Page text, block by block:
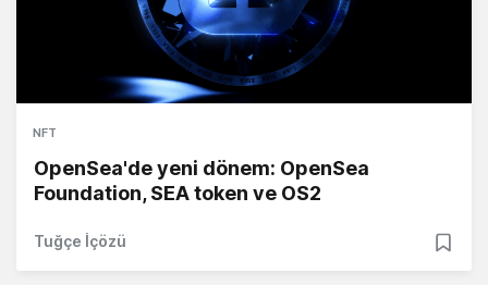
NFT
OpenSea'de yeni dönem: OpenSea
Foundation, SEA token ve OS2
Tuğçe İçözü